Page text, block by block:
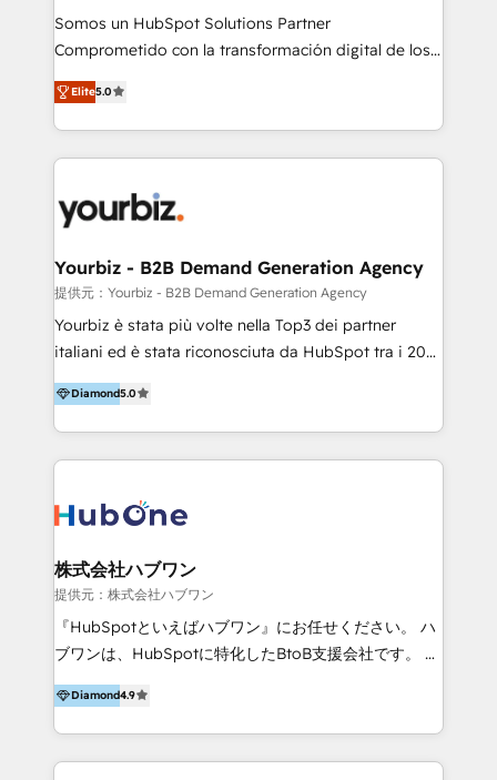
de construcción, educación, tecnología, retail, e-
commerce, salud, financieras, seguros y servicios,
tomar decisiones basadas en datos. 🌎 Highlights:
5+ años como partner HubSpot 100+
LATAM 2025 🏆 Impulsamos crecimiento con CRM +
IA en múltiples industrias. 👉 ¿Listo para transformar
Somos un HubSpot Solutions Partner
Comprometido con la transformación digital de los
procesos comerciales de las empresas en
Latinoamérica, con un enfoque en Marketing, Ventas
y Servicio al Cliente. Somos un equipo de trabajo
multidisciplinario de alto rendimiento, con
Optimizar la eficiencia operativa de nuestros
Asegurar resultados medibles Nos especializamos
en bancos, seguros, e-commerce, Desarrolladores
Inmobiliarios y Empresas Distribuidoras de
Productos
Elite5.0
Yourbiz - B2B Demand Generation Agency
提供元：Yourbiz - B2B Demand Generation Agency
Yourbiz è stata più volte nella Top3 dei partner
italiani ed è stata riconosciuta da HubSpot tra i 20
migliori partner EMEA per la gestione del cliente.
Stiamo accompagnando oltre 100 aziende nella
digitalizzazione e ottimizzazione dei processi di
marketing e vendita. Il nostro metodo DAM è stato
mappatura dei canali di acquisizione dei contatti e
HubSpot come fornitore ufficiale per le integrazioni
tra il CRM e altri sistemi aziendali, tra cui SAP,
AS400, TeamSystem. HubSpot ci ha riconosciuto
come formatori ufficiali per l'adozione del CRM in
50% più alto tra i nostri clienti rispetto le altre
aziende. Lavoriamo con aziende B2B tra i 5 e i 35
Diamond5.0
株式会社ハブワン
提供元：株式会社ハブワン
『HubSpotといえばハブワン』にお任せください。 ハ
ブワンは、HubSpotに特化したBtoB支援会社です。 ノ
ーコードCMS構築、CRM／MA／SFAの設計・運用、他
システムAPI連携・開発、営業定着支援、カスタマーサ
クセス体制の設計まで、ワンストップ完結できる支援体
制を整えています。 HubSpotの導入支援だけでなく、
Diamond4.9